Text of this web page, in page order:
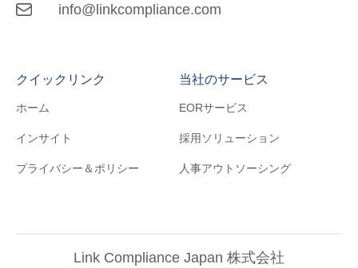
info@linkcompliance.com
クイックリンク
ホーム
インサイト
プライバシー＆ポリシー
当社のサービス
EORサービス
採用ソリューション
人事アウトソーシング
Link Compliance Japan 株式会社